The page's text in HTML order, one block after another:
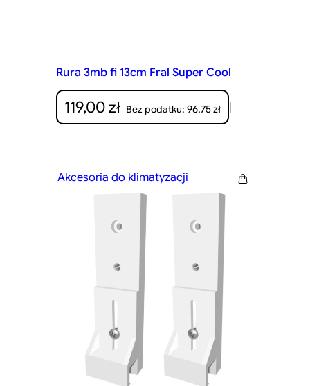
Rura 3mb fi 13cm Fral Super Cool
119,00zł Bez podatku: 96,75zł |
Akcesoria do klimatyzacji